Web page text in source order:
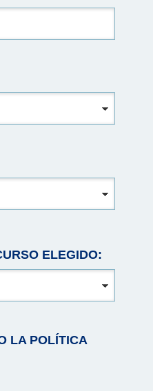
ELEGIDO:
LA POLÍTICA